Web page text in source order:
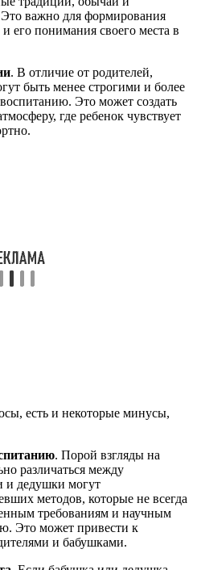
важно для формирования
его понимания своего места в
. В отличие от родителей,
быть менее строгими и более
Это может создать
где ребенок чувствует
есть и некоторые минусы,
. Порой взгляды на
различаться между
и дедушки могут
методов, которые не всегда
требованиям и научным
Это может привести к
и бабушками.